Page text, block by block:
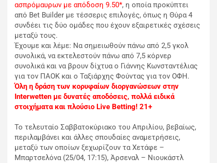
ασπρόμαυρων με απόδοση 9.50*, η οποία προκύπτει
από Bet Builder με τέσσερις επιλογές, όπως η Θύρα 4
συνδέει τις δύο ομάδες που έχουν εξαιρετικές σχέσεις
μεταξύ τους.
Έχουμε και λέμε: Να σημειωθούν πάνω από 2,5 γκολ
συνολικά, να εκτελεστούν πάνω από 7,5 κόρνερ
συνολικά και να βρουν δίχτυα ο Γιάννης Κωνσταντέλιας
για τον ΠΑΟΚ και ο Ταξιάρχης Φούντας για τον ΟΦΗ.
Όλη η δράση των κορυφαίων διοργανώσεων στην
Interwetten με δυνατές αποδόσεις, πολλά ειδικά
στοιχήματα και πλούσιο Live Betting! 21+
Το τελευταίο Σαββατοκύριακο του Απριλίου, βεβαίως,
περιλαμβάνει και άλλες σπουδαίες αναμετρήσεις,
μεταξύ των οποίων ξεχωρίζουν τα Χετάφε –
Μπαρτσελόνα (25/04, 17:15), Άρσεναλ – Νιουκάστλ